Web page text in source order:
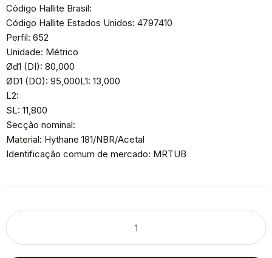
Código Hallite Brasil:
Código Hallite Estados Unidos: 4797410
Perfil: 652
Unidade: Métrico
Ød1 (DI): 80,000
ØD1 (DO): 95,000L1: 13,000
L2:
SL: 11,800
Secção nominal:
Material: Hythane 181/NBR/Acetal
Identificação comum de mercado: MRTUB